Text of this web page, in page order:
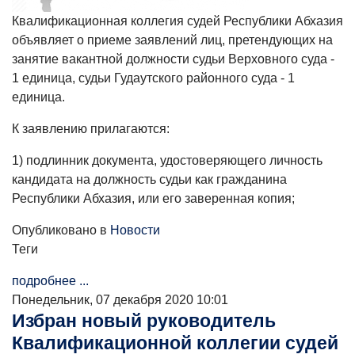
Квалификационная коллегия судей Республики Абхазия
объявляет о приеме заявлений лиц, претендующих на
занятие вакантной должности судьи Верховного суда -
1 единица, судьи Гудаутского районного суда - 1
единица.
К заявлению прилагаются:
1) подлинник документа, удостоверяющего личность
кандидата на должность судьи как гражданина
Республики Абхазия, или его заверенная копия;
Опубликовано в Новости
Теги
подробнее ...
Понедельник, 07 декабря 2020 10:01
Избран новый руководитель
Квалификационной коллегии судей